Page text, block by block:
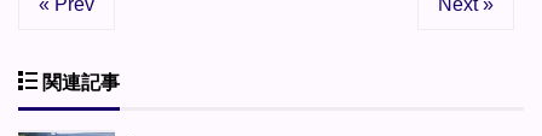
« Prev Next »
関連記事